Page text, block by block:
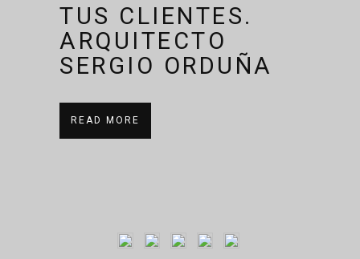
TUS CLIENTES.
ARQUITECTO
SERGIO ORDUÑA
READ MORE